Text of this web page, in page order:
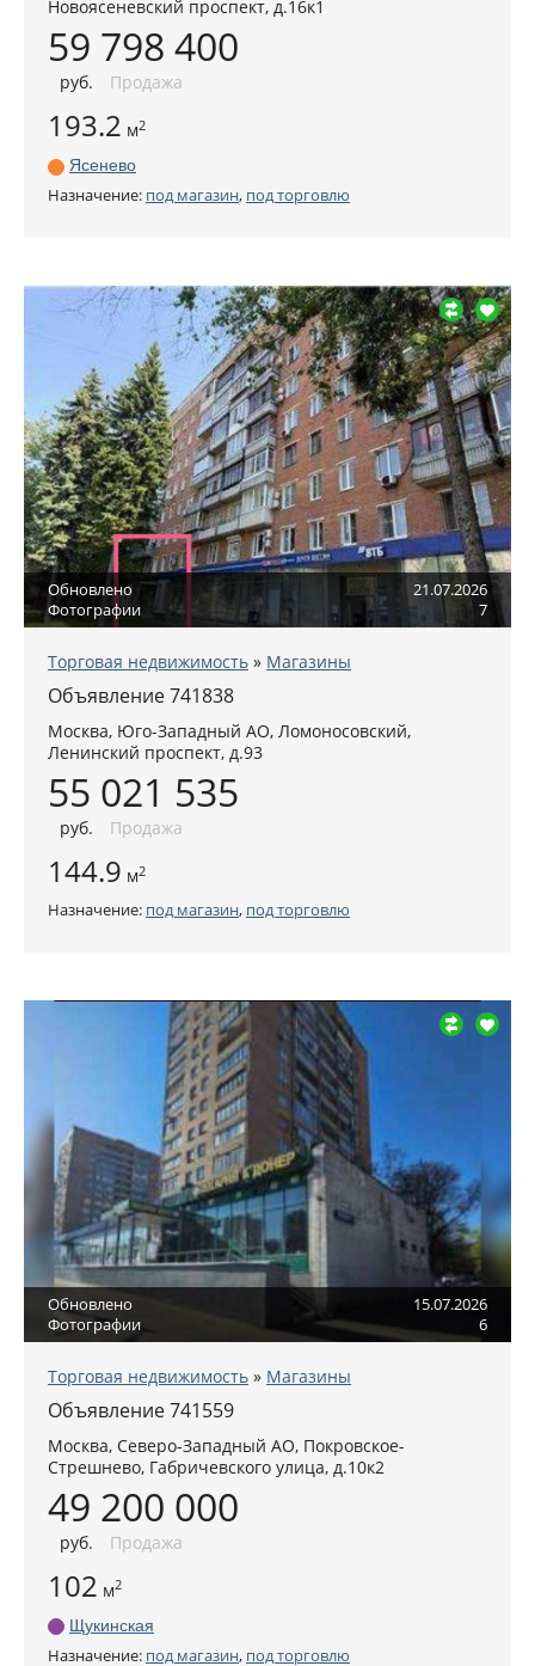
Новоясеневский проспект, д.16к1
59 798 400
руб. Продажа
193.2 м2
Ясенево
Назначение: под магазин, под торговлю
Обновлено
21.07.2026
Фотографии
7
Торговая недвижимость » Магазины
Объявление 741838
Москва, Юго-Западный АО, Ломоносовский,
Ленинский проспект, д.93
55 021 535
руб. Продажа
144.9 м2
Назначение: под магазин, под торговлю
Обновлено
15.07.2026
Фотографии
6
Торговая недвижимость » Магазины
Объявление 741559
Москва, Северо-Западный АО, Покровское-
Стрешнево, Габричевского улица, д.10к2
49 200 000
руб. Продажа
102 м2
Щукинская
Назначение: под магазин, под торговлю